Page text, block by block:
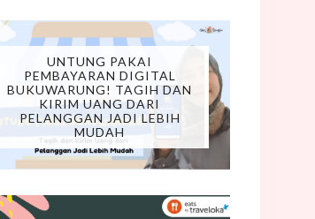
UNTUNG PAKAI
PEMBAYARAN DIGITAL
BUKUWARUNG! TAGIH DAN
KIRIM UANG DARI
PELANGGAN JADI LEBIH
MUDAH